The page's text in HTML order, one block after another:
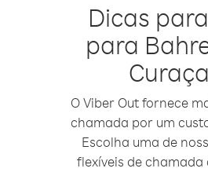
Dicas
para
O Viber Out fornece
chamada por um
Escolha uma de
flexíveis de